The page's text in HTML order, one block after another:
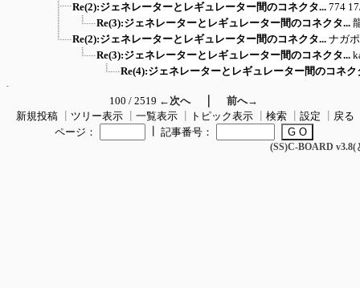
Re(2):ジェネレーターとレギュレーター間のコネクタ... 774
Re(3):ジェネレーターとレギュレーター間のコネクタ...
Re(2):ジェネレーターとレギュレーター間のコネクタ... ナガ
Re(3):ジェネレーターとレギュレーター間のコネクタ...
Re(4):ジェネレーターとレギュレーター間のコネク
100 / 2519 ←次へ｜ 前へ→
新規投稿
ツリー表示 一覧表示 トピック表示 検索 設定
戻る
ページ：
記事番号：
(SS)C-BOARD v3.8(